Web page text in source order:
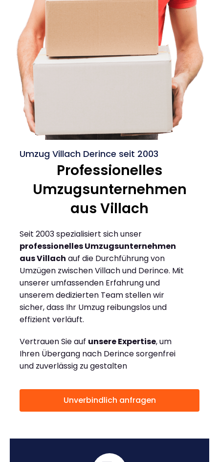
Umzug Villach Derince seit 2003
Professionelles
Umzugsunternehmen
aus Villach
Seit 2003 spezialisiert sich unser
professionelles Umzugsunternehmen
aus Villach auf die Durchführung von
Umzügen zwischen Villach und Derince. Mit
unserer umfassenden Erfahrung und
unserem dedizierten Team stellen wir
sicher, dass Ihr Umzug reibungslos und
effizient verläuft.
Vertrauen Sie auf unsere Expertise, um
Ihren Übergang nach Derince sorgenfrei
und zuverlässig zu gestalten
Unverbindlich anfragen